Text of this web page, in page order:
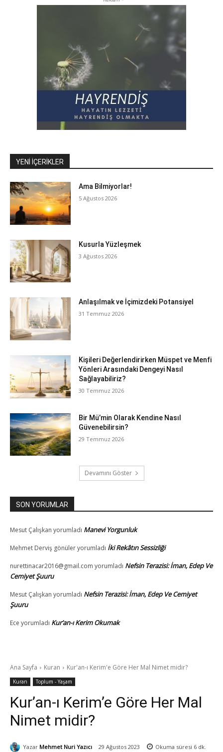
YENI İÇERIKLER
Ama Bilmiyorlar!
5 Ağustos 2026
Kusurla Yüzleşmek
3 Ağustos 2026
Anlaşılmak ve İçimizdeki Potansiyel
31 Temmuz 2026
Kişileri Değerlendirirken Müspet ve Menfi
Yönleri Arasındaki Dengeyi Nasıl
Sağlayabiliriz?
30 Temmuz 2026
Bir Mü’min Olarak Kendine Nasıl
Güvenebilirsin?
29 Temmuz 2026
Devamını Göster
SON YORUMLAR
Mesut Çalışkan yorumladı Manevi Yorgunluk
Mehmet Derviş gönüleryorumladı İki Rekâtın Sessizliği
nurettinacar2016@gmail.com yorumladı Nefsin Terazisi: İman, Edep Ve
Cemiyet Şuuru
Mesut Çalışkan yorumladı Nefsin Terazisi: İman, Edep Ve Cemiyet
Şuuru
Ece yorumladı Kur’an-ı Kerim Okumak